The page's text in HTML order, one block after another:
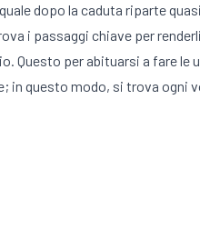
dopo la caduta riparte
i passaggi chiave per
Questo per abituarsi a fare le
in questo modo, si trova ogni